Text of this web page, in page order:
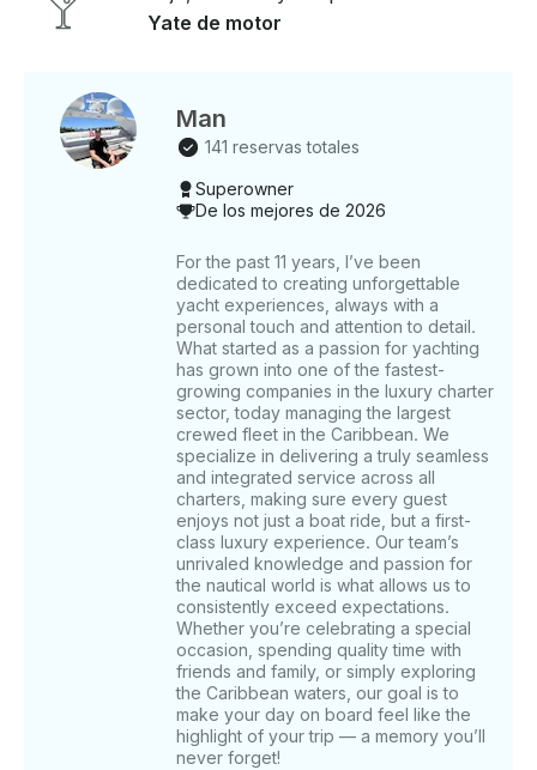
Prepárese para una aventura en la que el lujo se
espera su épico viaje de descubrimiento e indulgencia
. Características: • Constructor: Azimut • Tipo: yate •
Longitud: 86 pies • Capacidad: 12 personas •
Cabinas: 4 • Baño: 4 Incluye: • Capitán •
Combustible para yates • Hielo • Toallas • Equipo de
Miami, Celebrity Residences, Miami Downtown (vistas
panorámicas) , Fisher Island, Key Biscayne, Star
Island y Monument Island. En Monument Island,
puedes desembarcar y divertirte con otros
propietarios de yates o con tu grupo. También
puedes nadar o montar en moto acuática en sus
aguas cristalinas . Si está interesado en hacer una
parada para almorzar, tiene a su disposición
numerosas opciones, como Seaspice, Kiki's, Boaters
Grille, Rusty Pelican, Garcia's y más. Y recuerde que
podemos personalizar un itinerario a medida para
itinerario turístico puede variar según el yate y la
duración del alquiler.
Yate de motor
Man
141 reservas totales
Superowner
De los mejores de 2026
For the past 11 years, I’ve been
dedicated to creating unforgettable
yacht experiences, always with a
personal touch and attention to detail.
What started as a passion for yachting
has grown into one of the fastest-
growing companies in the luxury charter
sector, today managing the largest
crewed fleet in the Caribbean. We
specialize in delivering a truly seamless
and integrated service across all
charters, making sure every guest
enjoys not just a boat ride, but a first-
class luxury experience. Our team’s
unrivaled knowledge and passion for
the nautical world is what allows us to
consistently exceed expectations.
Whether you’re celebrating a special
occasion, spending quality time with
friends and family, or simply exploring
the Caribbean waters, our goal is to
make your day on board feel like the
highlight of your trip — a memory you’ll
never forget!